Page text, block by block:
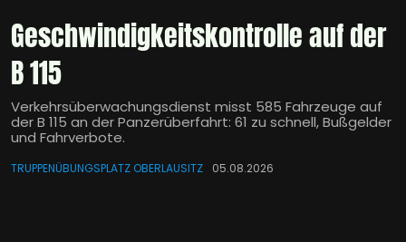
Geschwindigkeitskontrolle auf der
B 115
Verkehrsüberwachungsdienst misst 585 Fahrzeuge auf
der B 115 an der Panzerüberfahrt: 61 zu schnell, Bußgelder
und Fahrverbote.
TRUPPENÜBUNGSPLATZ OBERLAUSITZ 05.08.2026